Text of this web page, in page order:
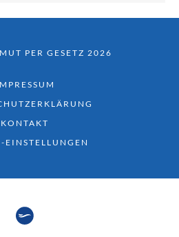
PER GESETZ 2026
KONTAKT
EINSTELLUNGEN